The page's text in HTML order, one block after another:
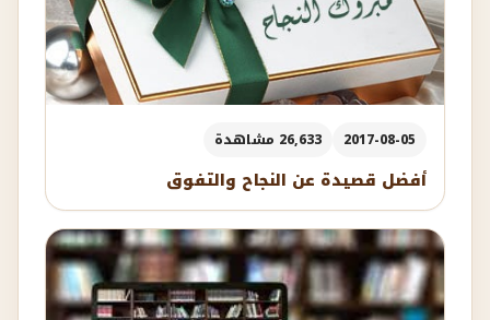
2017-08-05 26,633 مشاهدة
أفضل قصيدة عن النجاح والتفوق